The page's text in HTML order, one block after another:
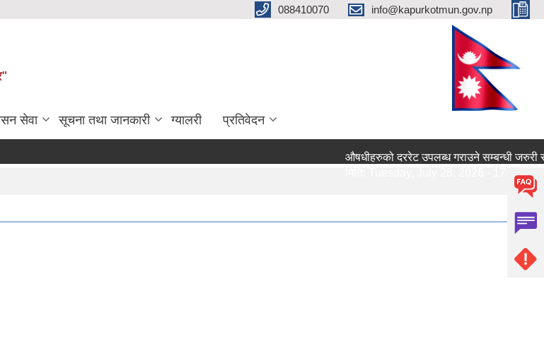
088410070 info@kapurkotmun.gov.np
सेवा सूचना तथा जानकारी ग्यालरी प्रतिवेदन
औषधीहरुको दररेट उपलब्ध गराउने सम्बन्धी जरुरी सूचना।